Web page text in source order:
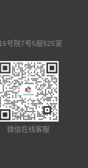
号院7号5层525室
微信在线客服